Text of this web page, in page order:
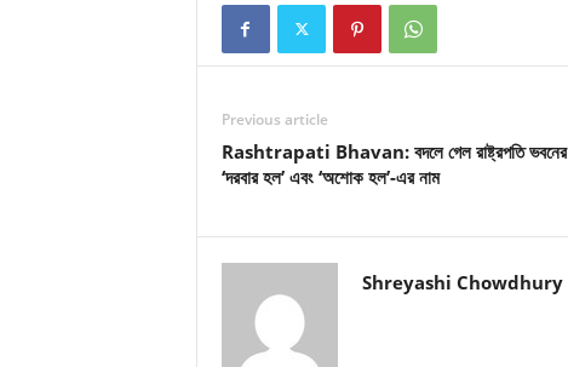
Previous article
Rashtrapati Bhavan: বদলে গেল রাষ্ট্রপতি ভবনের
‘দরবার হল’ এবং ‘অশোক হল’-এর নাম
Shreyashi Chowdhury